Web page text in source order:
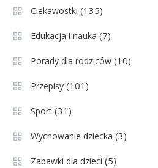
1 Wychowanie
Jak pomóc
dobre
maturzysty?
Ciekawostki (135)
Edukacja i nauka (7)
Porady dla rodziców (10)
Przepisy (101)
Sport (31)
Wychowanie dziecka (3)
Zabawki dla dzieci (5)